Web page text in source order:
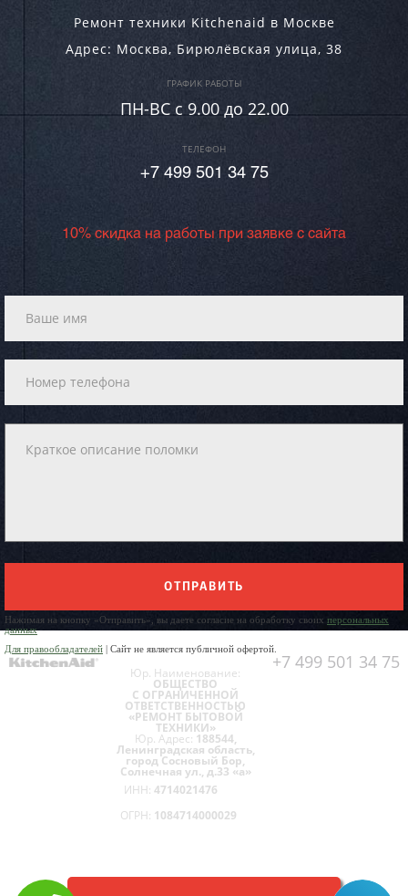
Ремонт техники Kitchenaid в Москве
Адрес: Москва, Бирюлёвская улица, 38
ГРАФИК РАБОТЫ
ПН-ВC c 9.00 до 22.00
ТЕЛЕФОН
+7 499 501 34 75
10% скидка на работы при заявке с сайта
ОТПРАВИТЬ
Нажимая на кнопку «Отправить», вы даете согласие на обработку своих персональных
данных
Для правообладателей | Сайт не является публичной офертой.
+7 499 501 34 75
Юр. Наименование:
ОБЩЕСТВО
С ОГРАНИЧЕННОЙ
ОТВЕТСТВЕННОСТЬЮ
«РЕМОНТ БЫТОВОЙ
ТЕХНИКИ»
Юр. Адрес: 188544,
Ленинградская область,
город Сосновый Бор,
Солнечная ул., д.33 «а»
ИНН: 4714021476
ОГРН: 1084714000029